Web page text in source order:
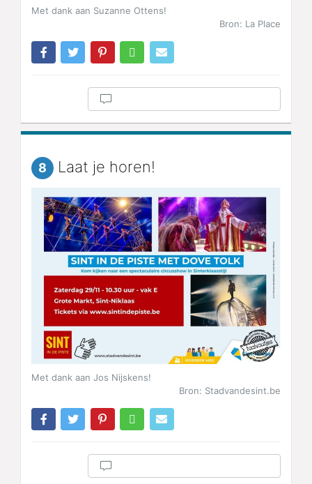
Met dank aan Suzanne Ottens!
Bron: La Place
8 Laat je horen!
Met dank aan Jos Nijskens!
Bron: Stadvandesint.be